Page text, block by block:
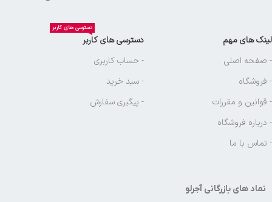
لینک های مهم
- صفحه اصلی
- فروشگاه
- قوانین و مقررات
- درباره فروشگاه
- تماس با ما
دسترسی های کاربر
دسترسی های کاربر
- حساب کاربری
- سبد خرید
- پیگیری سفارش
نماد های بازرگانی آجرلو